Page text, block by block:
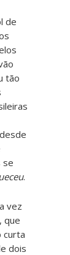
de
tão
se
.
vez
que
curta
dois